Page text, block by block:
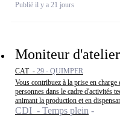
Publié il y a 21 jours
Moniteur
CAT - 29 - QUIMPER
Vous contribuez à la prise en
personnes dans le cadre d'activités
animant la production et en
CDI - Temps plein